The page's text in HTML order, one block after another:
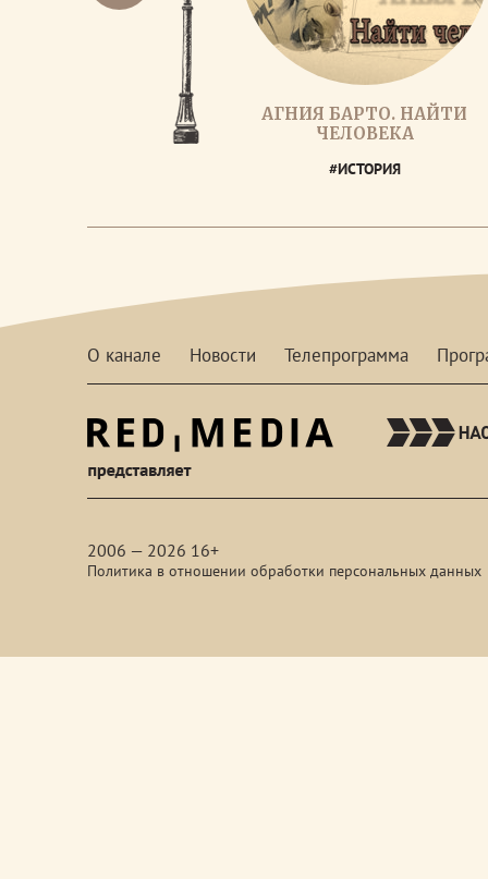
АГНИЯ БАРТО. НАЙТИ
ЧЕЛОВЕКА
#ИСТОРИЯ
О канале Новости Телепрограмма
2006 — 2026 16+
Политика в отношении обработки персональных данных